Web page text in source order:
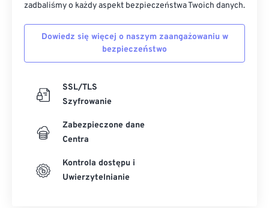
zadbaliśmy o każdy aspekt bezpieczeństwa Twoich danych.
Dowiedz się więcej o naszym zaangażowaniu w
bezpieczeństwo
SSL/TLS
Szyfrowanie
Zabezpieczone dane
Centra
Kontrola dostępu i
Uwierzytelnianie